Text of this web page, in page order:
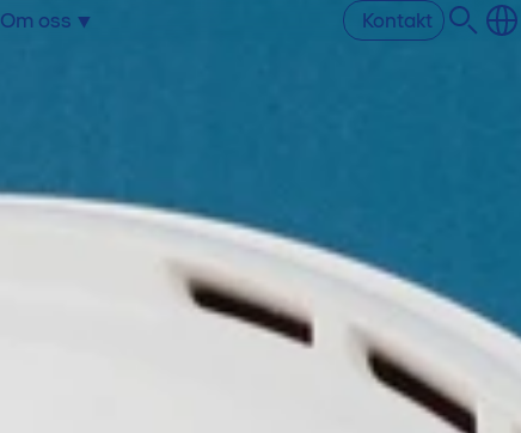
Om oss Kontakt